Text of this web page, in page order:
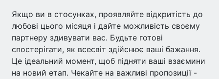
Якщо ви в стосунках, проявляйте відкритість до
любові цього місяця і дайте можливість своєму
партнеру здивувати вас. Будьте готові
спостерігати, як всесвіт здійснює ваші бажання.
Це ідеальний момент, щоб підняти ваші взаємини
на новий етап. Чекайте на важливі пропозиції -